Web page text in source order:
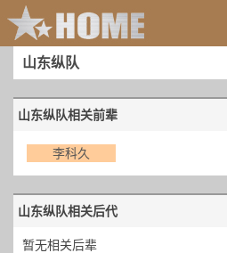
山东纵队
山东纵队相关前辈
李科久
山东纵队相关后代
暂无相关后辈